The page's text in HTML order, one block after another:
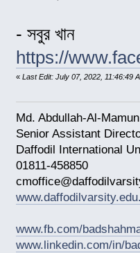
- সবুর খান
https://
« Last Edit: July 07, 2022, 11:46:49
Md. Abdullah-Al-
Senior Assistant
Daffodil International
01811-458850
www.fb.com/
www.linkedin.com/in/